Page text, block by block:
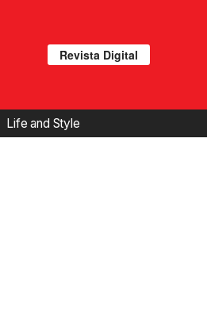
Revista Digital
Life and Style